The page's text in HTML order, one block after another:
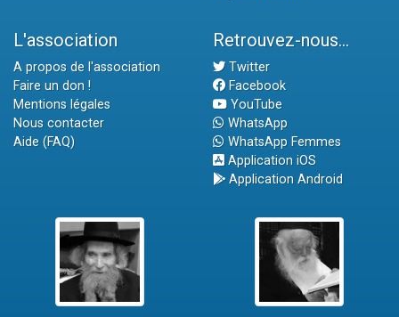
L'association
A propos de l'association
Faire un don !
Mentions légales
Nous contacter
Aide (FAQ)
Retrouvez-nous...
Twitter
Facebook
YouTube
WhatsApp
WhatsApp Femmes
Application iOS
Application Android